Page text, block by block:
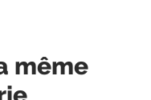
même